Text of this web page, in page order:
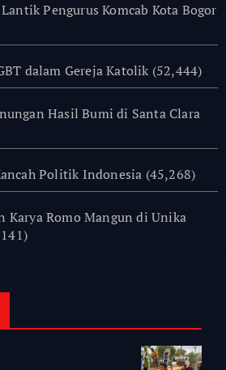
Pengurus Komcab Kota Bogor
dalam Gereja Katolik (52,444)
Hasil Bumi di Santa Clara
Politik Indonesia (45,268)
Karya Romo Mangun di Unika